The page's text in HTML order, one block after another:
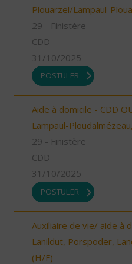
Plouarzel/Lampaul-
29 - Finistère
CDD
31/10/2025
POSTULER
Aide à domicile - CDD
Lampaul-
29 - Finistère
CDD
31/10/2025
POSTULER
Auxiliaire de vie/ aide à
Lanildut, Porspoder,
(H/F)